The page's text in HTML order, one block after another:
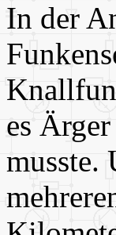
In der
es
musste.